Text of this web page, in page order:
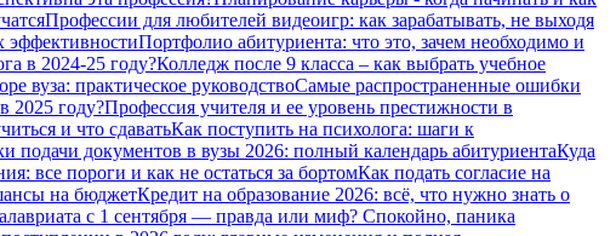
Профессии для любителей видеоигр: как зарабатывать, не выходя
эффективностиПортфолио абитуриента: что это, зачем необходимо и
в 2024-25 году?Колледж после 9 класса – как выбрать учебное
вуза: практическое руководствоСамые распространенные ошибки
2025 году?Профессия учителя и ее уровень престижности в
и что сдаватьКак поступить на психолога: шаги к
подачи документов в вузы 2026: полный календарь абитуриентаКуда
все пороги и как не остаться за бортомКак подать согласие на
на бюджетКредит на образование 2026: всё, что нужно знать о
с 1 сентября — правда или миф? Спокойно, паника